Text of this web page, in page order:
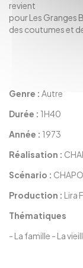
revient
pour Les Granges
des coutumes et
Genre : Autre
Durée : 1H40
Année : 1973
Réalisation :
Scénario :
Production : Lira
Thématiques
- La famille - La